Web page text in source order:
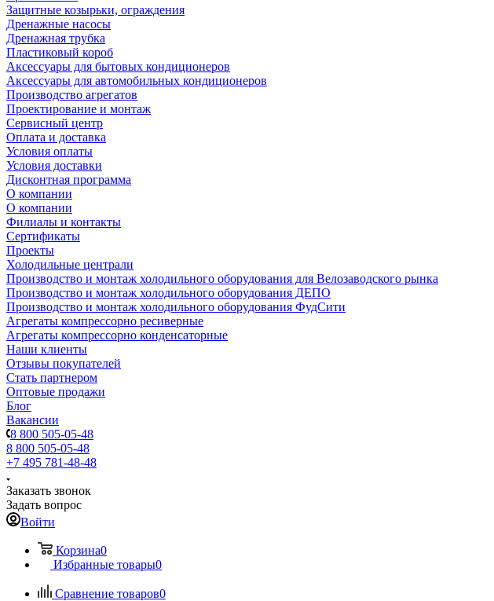
Защитные козырьки, ограждения
Дренажные насосы
Дренажная трубка
Пластиковый короб
Аксессуары для бытовых кондиционеров
Аксессуары для автомобильных кондиционеров
Производство агрегатов
Проектирование и монтаж
Сервисный центр
Оплата и доставка
Условия оплаты
Условия доставки
Дисконтная программа
О компании
О компании
Филиалы и контакты
Сертификаты
Проекты
Холодильные централи
Производство и монтаж холодильного оборудования для Велозаводского рынка
Производство и монтаж холодильного оборудования ДЕПО
Производство и монтаж холодильного оборудования ФудСити
Агрегаты компрессорно ресиверные
Агрегаты компрессорно конденсаторные
Наши клиенты
Отзывы покупателей
Стать партнером
Оптовые продажи
Блог
Вакансии
8 800 505-05-48
8 800 505-05-48
+7 495 781-48-48
Заказать звонок
Задать вопрос
Войти
Корзина0
Избранные товары0
Сравнение товаров0